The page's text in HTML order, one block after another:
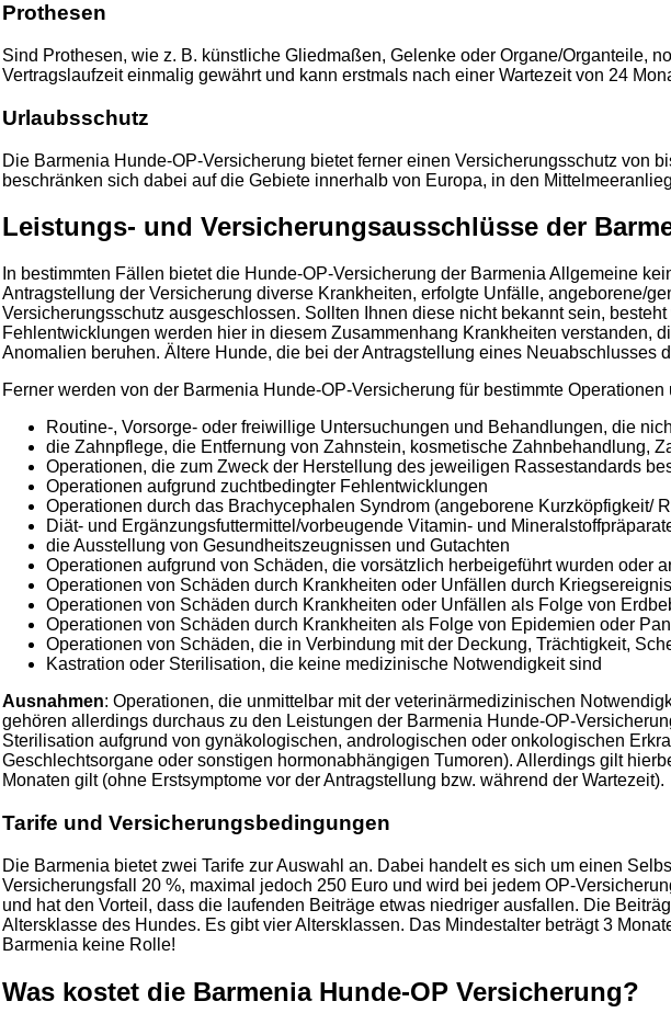
Prothesen
Sind Prothesen, wie z. B. künstliche Gliedmaßen, Gelenke oder Organe/Organteile,
Vertragslaufzeit einmalig gewährt und kann erstmals nach einer Wartezeit von 24
Urlaubsschutz
Die Barmenia Hunde-OP-Versicherung bietet ferner einen Versicherungsschutz von
beschränken sich dabei auf die Gebiete innerhalb von Europa, in den
Leistungs- und Versicherungsausschlüsse der
In bestimmten Fällen bietet die Hunde-OP-Versicherung der Barmenia Allgemeine
Antragstellung der Versicherung diverse Krankheiten, erfolgte Unfälle, angeborene/
Versicherungsschutz ausgeschlossen. Sollten Ihnen diese nicht bekannt sein,
Fehlentwicklungen werden hier in diesem Zusammenhang Krankheiten
Anomalien beruhen. Ältere Hunde, die bei der Antragstellung eines
Ferner werden von der Barmenia Hunde-OP-Versicherung für bestimmte
Routine-, Vorsorge- oder freiwillige Untersuchungen und Behandlungen, die
die Zahnpflege, die Entfernung von Zahnstein, kosmetische Zahnbehandlung,
Operationen, die zum Zweck der Herstellung des jeweiligen Rassestandards
Operationen aufgrund zuchtbedingter Fehlentwicklungen
Operationen durch das Brachycephalen Syndrom (angeborene Kurzköpfigkeit/
Diät- und Ergänzungsfuttermittel/vorbeugende Vitamin- und
die Ausstellung von Gesundheitszeugnissen und Gutachten
Operationen aufgrund von Schäden, die vorsätzlich herbeigeführt wurden oder
Operationen von Schäden durch Krankheiten oder Unfällen durch
Operationen von Schäden durch Krankheiten oder Unfällen als Folge von
Operationen von Schäden durch Krankheiten als Folge von Epidemien oder
Operationen von Schäden, die in Verbindung mit der Deckung, Trächtigkeit,
Kastration oder Sterilisation, die keine medizinische Notwendigkeit sind
Ausnahmen: Operationen, die unmittelbar mit der veterinärmedizinischen
gehören allerdings durchaus zu den Leistungen der Barmenia Hunde-OP-
Sterilisation aufgrund von gynäkologischen, andrologischen oder onkologischen
Geschlechtsorgane oder sonstigen hormonabhängigen Tumoren). Allerdings gilt
Monaten gilt (ohne Erstsymptome vor der Antragstellung bzw. während der Wartezeit).
Tarife und Versicherungsbedingungen
Die Barmenia bietet zwei Tarife zur Auswahl an. Dabei handelt es sich um einen
Versicherungsfall 20 %, maximal jedoch 250 Euro und wird bei jedem OP-
und hat den Vorteil, dass die laufenden Beiträge etwas niedriger ausfallen. Die
Altersklasse des Hundes. Es gibt vier Altersklassen. Das Mindestalter beträgt 3
Barmenia keine Rolle!
Was kostet die Barmenia Hunde-OP Versicherung?